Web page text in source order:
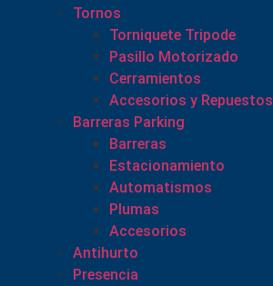
Tornos
Torniquete Tripode
Pasillo Motorizado
Cerramientos
Accesorios y Repuestos
Barreras Parking
Barreras
Estacionamiento
Automatismos
Plumas
Accesorios
Antihurto
Presencia